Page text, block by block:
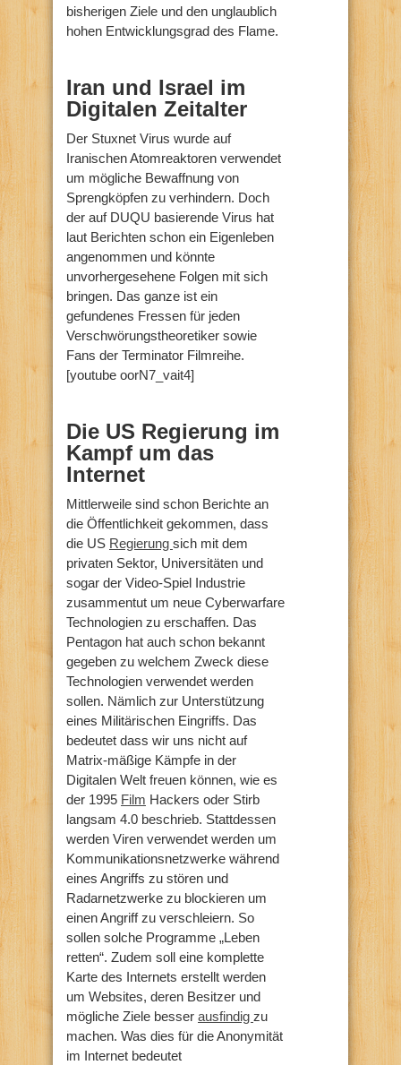
bisherigen Ziele und den unglaublich
hohen Entwicklungsgrad des Flame.
Iran und Israel im
Digitalen Zeitalter
Der Stuxnet Virus wurde auf
Iranischen Atomreaktoren verwendet
um mögliche Bewaffnung von
Sprengköpfen zu verhindern. Doch
der auf DUQU basierende Virus hat
laut Berichten schon ein Eigenleben
angenommen und könnte
unvorhergesehene Folgen mit sich
bringen. Das ganze ist ein
gefundenes Fressen für jeden
Verschwörungstheoretiker sowie
Fans der Terminator Filmreihe.
[youtube oorN7_vait4]
Die US Regierung im
Kampf um das
Internet
Mittlerweile sind schon Berichte an
die Öffentlichkeit gekommen, dass
die US Regierung sich mit dem
privaten Sektor, Universitäten und
sogar der Video-Spiel Industrie
zusammentut um neue Cyberwarfare
Technologien zu erschaffen. Das
Pentagon hat auch schon bekannt
gegeben zu welchem Zweck diese
Technologien verwendet werden
sollen. Nämlich zur Unterstützung
eines Militärischen Eingriffs. Das
bedeutet dass wir uns nicht auf
Matrix-mäßige Kämpfe in der
Digitalen Welt freuen können, wie es
der 1995 Film Hackers oder Stirb
langsam 4.0 beschrieb. Stattdessen
werden Viren verwendet werden um
Kommunikationsnetzwerke während
eines Angriffs zu stören und
Radarnetzwerke zu blockieren um
einen Angriff zu verschleiern. So
sollen solche Programme „Leben
retten“. Zudem soll eine komplette
Karte des Internets erstellt werden
um Websites, deren Besitzer und
mögliche Ziele besser ausfindig zu
machen. Was dies für die Anonymität
im Internet bedeutet